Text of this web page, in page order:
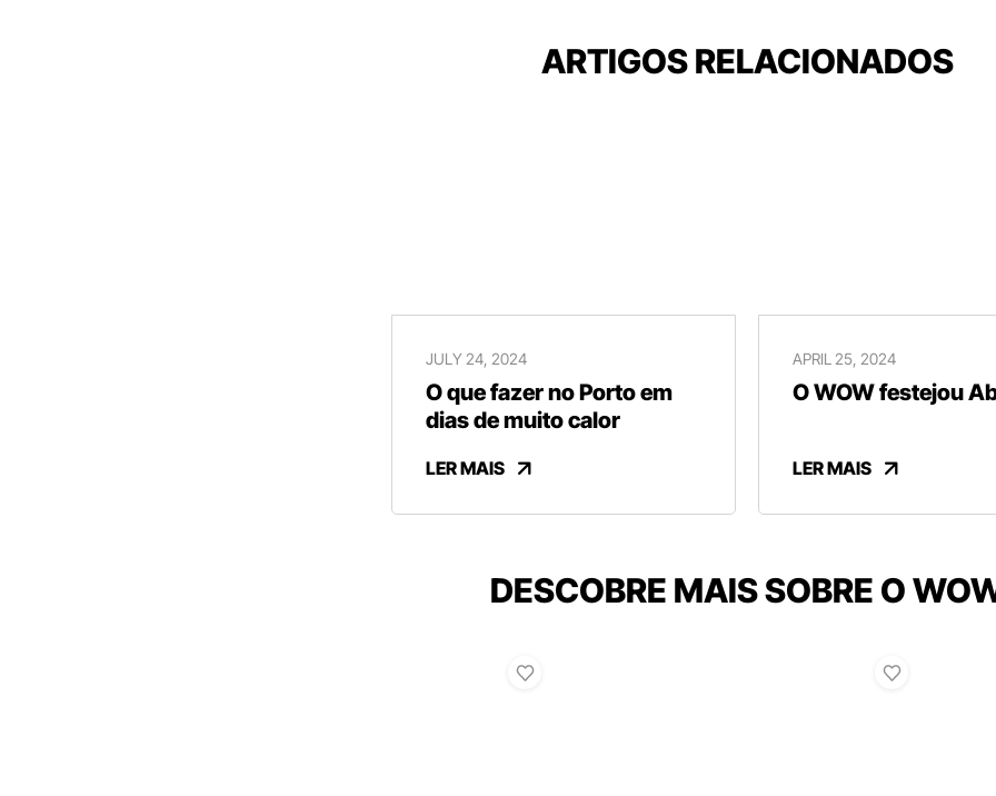
ARTIGOS RELACIONADOS
JULY 24, 2024
O que fazer no Porto em
dias de muito calor
LER MAIS
APRIL 25, 2024
O WOW festejou
LER MAIS
DESCOBRE MAIS SOBRE O